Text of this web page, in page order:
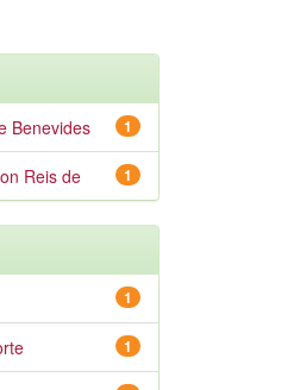
1
Benevides
1
Reis de
1
1